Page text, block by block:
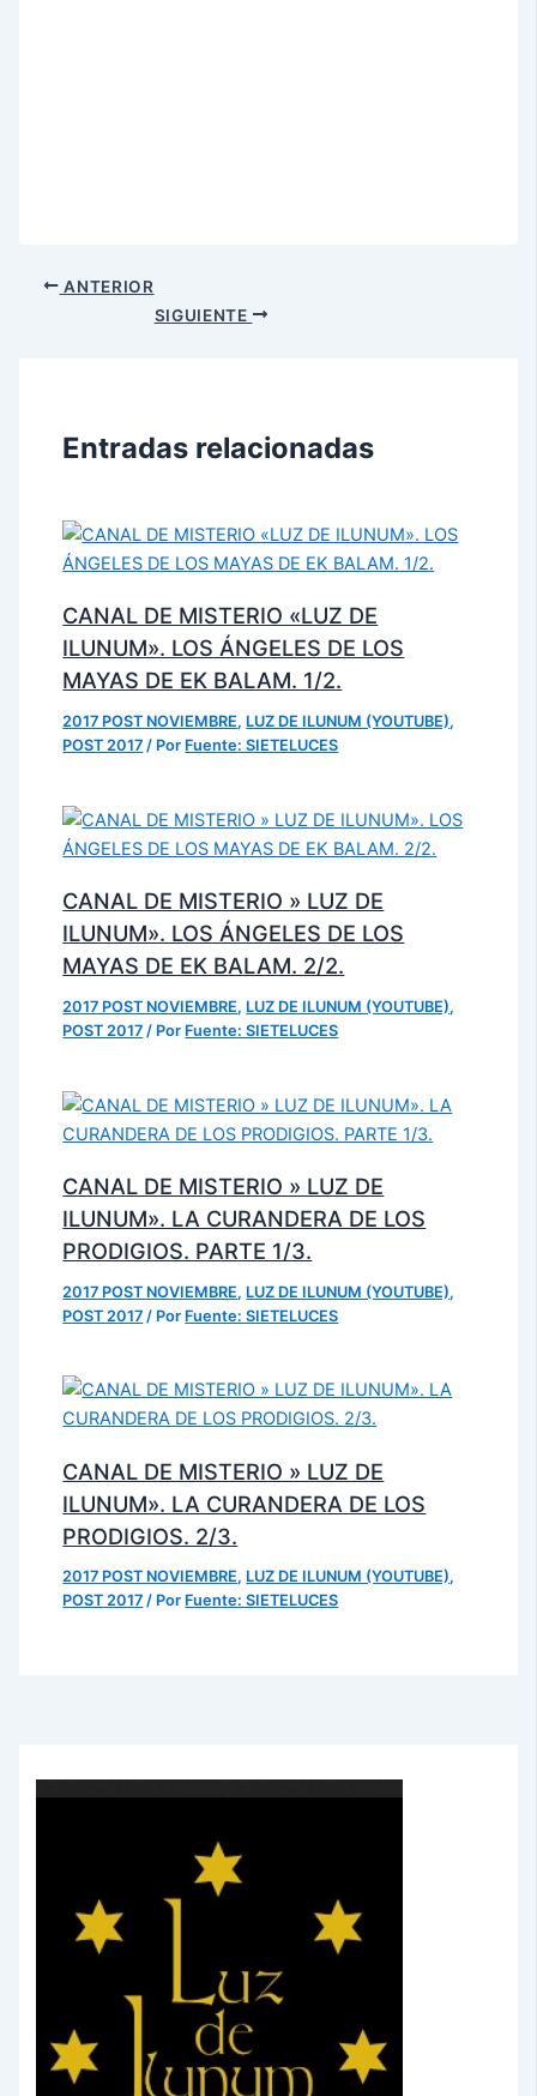
ANTERIOR
SIGUIENTE
Entradas relacionadas
CANAL DE MISTERIO «LUZ DE
ILUNUM». LOS ÁNGELES DE LOS
MAYAS DE EK BALAM. 1/2.
2017 POST NOVIEMBRE, LUZ DE ILUNUM (YOUTUBE),
POST 2017 / Por Fuente: SIETELUCES
CANAL DE MISTERIO » LUZ DE
ILUNUM». LOS ÁNGELES DE LOS
MAYAS DE EK BALAM. 2/2.
2017 POST NOVIEMBRE, LUZ DE ILUNUM (YOUTUBE),
POST 2017 / Por Fuente: SIETELUCES
CANAL DE MISTERIO » LUZ DE
ILUNUM». LA CURANDERA DE LOS
PRODIGIOS. PARTE 1/3.
2017 POST NOVIEMBRE, LUZ DE ILUNUM (YOUTUBE),
POST 2017 / Por Fuente: SIETELUCES
CANAL DE MISTERIO » LUZ DE
ILUNUM». LA CURANDERA DE LOS
PRODIGIOS. 2/3.
2017 POST NOVIEMBRE, LUZ DE ILUNUM (YOUTUBE),
POST 2017 / Por Fuente: SIETELUCES